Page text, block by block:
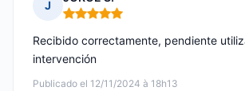
J
Nota: 5 de 5
Publicado el 12/11/2024 à 18h13
Recibido correctamente, pendiente
intervención